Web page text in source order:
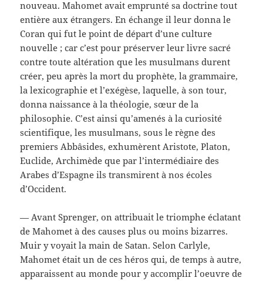
nouveau. Mahomet avait emprunté sa doctrine tout
entière aux étrangers. En échange il leur donna le
Coran qui fut le point de départ d’une culture
nouvelle ; car c’est pour préserver leur livre sacré
contre toute altération que les musulmans durent
créer, peu après la mort du prophète, la grammaire,
la lexicographie et l’exégèse, laquelle, à son tour,
donna naissance à la théologie, sœur de la
philosophie. C’est ainsi qu’amenés à la curiosité
scientifique, les musulmans, sous le règne des
premiers Abbâsides, exhumèrent Aristote, Platon,
Euclide, Archimède que par l’intermédiaire des
Arabes d’Espagne ils transmirent à nos écoles
d’Occident.
— Avant Sprenger, on attribuait le triomphe éclatant
de Mahomet à des causes plus ou moins bizarres.
Muir y voyait la main de Satan. Selon Carlyle,
Mahomet était un de ces héros qui, de temps à autre,
apparaissent au monde pour y accomplir l’oeuvre de